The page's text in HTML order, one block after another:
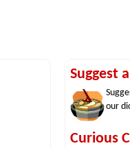
Suggest
our
Curious